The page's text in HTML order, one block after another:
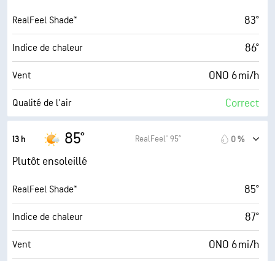
Humidité 63 %
Point de rosée 67° F
AccuLumen Brightness Index™ 9 (Très forte)
Couverture nuageuse 25 %
RealFeel Shade™ 83°
Indice de chaleur 86°
Vent ONO 6 mi/h
Qualité de l'air Correct
Indice UV maximal
Rafales
Humidité 57 %
Point de rosée 66° F
AccuLumen Brightness Index™ 9 (Très forte)
13 h 85° RealFeel® 95° 0 %
Plutôt ensoleillé
RealFeel Shade™ 85°
Indice de chaleur 87°
Vent ONO 6 mi/h